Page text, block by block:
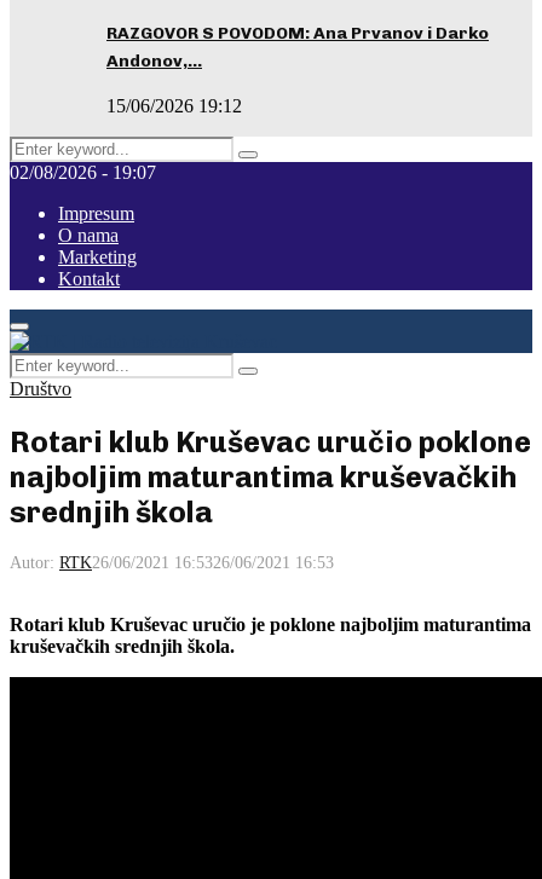
RAZGOVOR S POVODOM: Ana Prvanov i Darko
Andonov,…
15/06/2026 19:12
Search
for:
Pretraga
02/08/2026 - 19:07
Impresum
O nama
Marketing
Kontakt
Facebook
Instagram
Youtube
Primary
Menu
Search
for:
Pretraga
Društvo
Rotari klub Kruševac uručio poklone
najboljim maturantima kruševačkih
srednjih škola
Autor: RTK26/06/2021 16:5326/06/2021 16:53
Rotari klub Kruševac uručio je poklone najboljim maturantima
kruševačkih srednjih škola.